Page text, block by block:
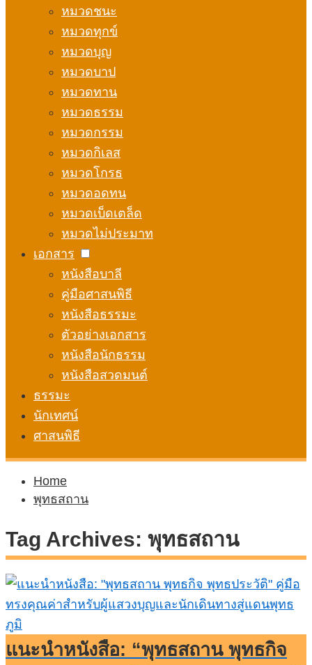
หมวดชนะ
หมวดทุกข์
หมวดบุญ
หมวดบาป
หมวดทาน
หมวดธรรม
หมวดกรรม
หมวดกิเลส
หมวดโกรธ
หมวดอดทน
หมวดเบ็ดเตล็ด
หมวดไม่ประมาท
เอกสาร
หนังสือบาลี
คู่มือศาสนพิธี
หนังสือธรรมะ
ตัวอย่างเอกสาร
หนังสือนักธรรม
หนังสือสวดมนต์
ธรรมะ
นักเทศน์
ศาสนพิธี
Home
พุทธสถาน
Tag Archives: พุทธสถาน
แนะนำหนังสือ: “พุทธสถาน พุทธกิจ